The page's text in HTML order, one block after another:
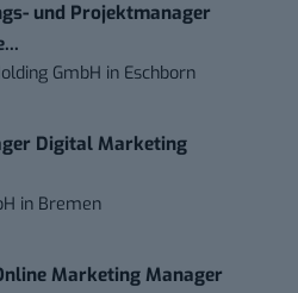
und Projektmanager
GmbH in Eschborn
Digital Marketing
in Bremen
Marketing Manager